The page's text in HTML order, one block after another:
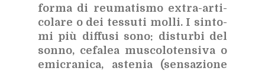
for­ma di reu­ma­ti­smo ex­tra-ar­ti­
co­la­re o dei tes­su­ti mol­li. I sin­to­
mi più dif­fu­si sono: di­stur­bi del
son­no, ce­fa­lea mu­sco­lo­ten­si­va o
emi­cra­ni­ca, aste­nia (sen­sa­zio­ne